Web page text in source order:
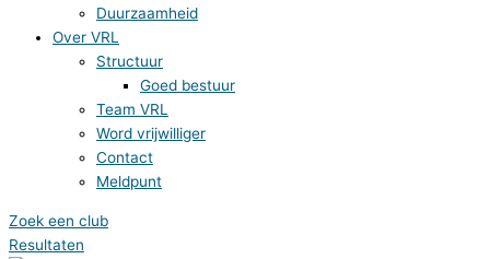
Duurzaamheid
Over VRL
Structuur
Goed bestuur
Team VRL
Word vrijwilliger
Contact
Meldpunt
Zoek een club
Resultaten